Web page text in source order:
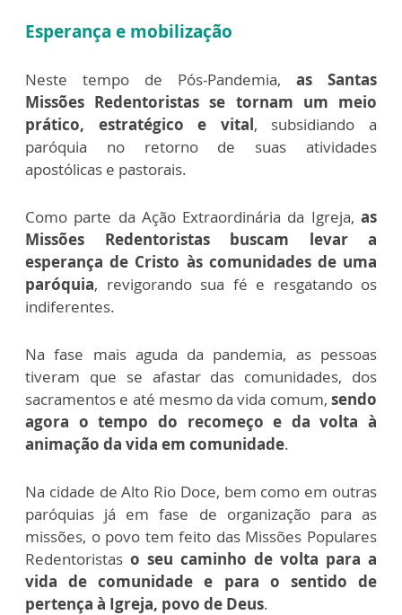
Esperança e mobilização
Neste tempo de Pós-Pandemia, as Santas
Missões Redentoristas se tornam um meio
prático, estratégico e vital, subsidiando a
paróquia no retorno de suas atividades
apostólicas e pastorais.
Como parte da Ação Extraordinária da Igreja, as
Missões Redentoristas buscam levar a
esperança de Cristo às comunidades de uma
paróquia, revigorando sua fé e resgatando os
indiferentes.
Na fase mais aguda da pandemia, as pessoas
tiveram que se afastar das comunidades, dos
sacramentos e até mesmo da vida comum, sendo
agora o tempo do recomeço e da volta à
animação da vida em comunidade.
Na cidade de Alto Rio Doce, bem como em outras
paróquias já em fase de organização para as
missões, o povo tem feito das Missões Populares
Redentoristas o seu caminho de volta para a
vida de comunidade e para o sentido de
pertença à Igreja, povo de Deus.